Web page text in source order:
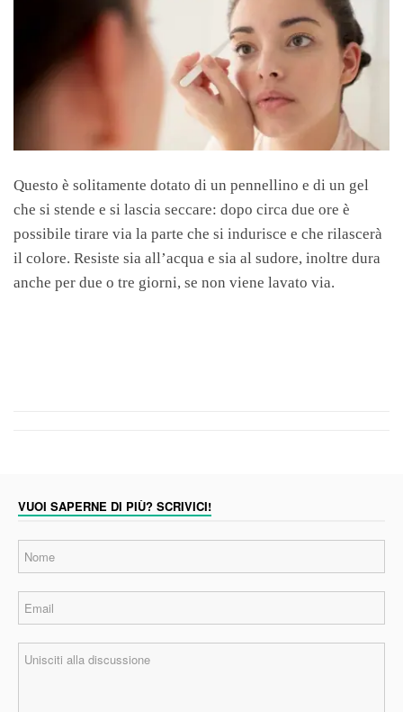
Questo è solitamente dotato di un pennellino e di un gel
che si stende e si lascia seccare: dopo circa due ore è
possibile tirare via la parte che si indurisce e che rilascerà
il colore. Resiste sia all’acqua e sia al sudore, inoltre dura
anche per due o tre giorni, se non viene lavato via.
VUOI SAPERNE DI PIÙ? SCRIVICI!